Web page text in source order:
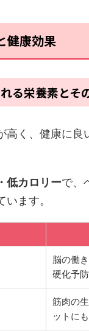
健康効果
る栄養素とそ
高く、健康に良
低カロリーで、
います。
脳の働
硬化予
筋肉の
ットに